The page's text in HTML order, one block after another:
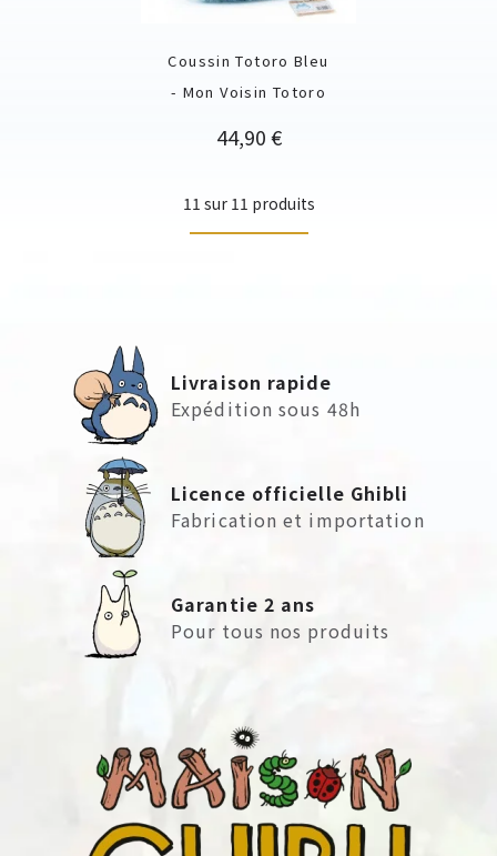
Coussin Totoro Bleu
- Mon Voisin Totoro
Prix
44,90 €
11 sur 11 produits
Livraison rapide
Expédition sous 48h
Licence officielle Ghibli
Fabrication et importation
Garantie 2 ans
Pour tous nos produits